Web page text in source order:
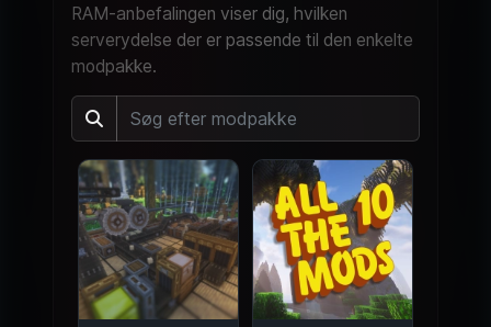
RAM-anbefalingen viser dig, hvilken
serverydelse der er passende til den enkelte
modpakke.